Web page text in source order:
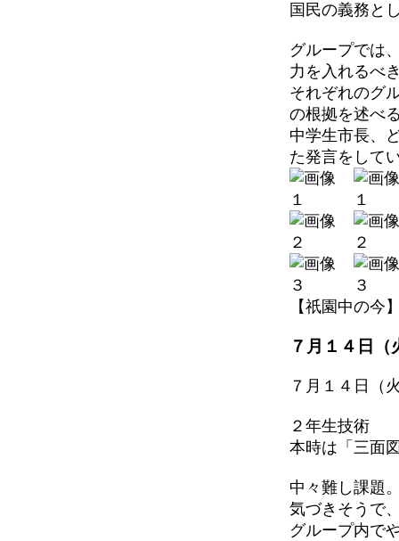
国民の義務と
グループでは
力を入れるべ
それぞれのグ
の根拠を述べ
中学生市長、
た発言をして
【祇園中の今
７月１４日
７月１４日（
２年生技術
本時は「三面
中々難し課題
気づきそうで
グループ内で